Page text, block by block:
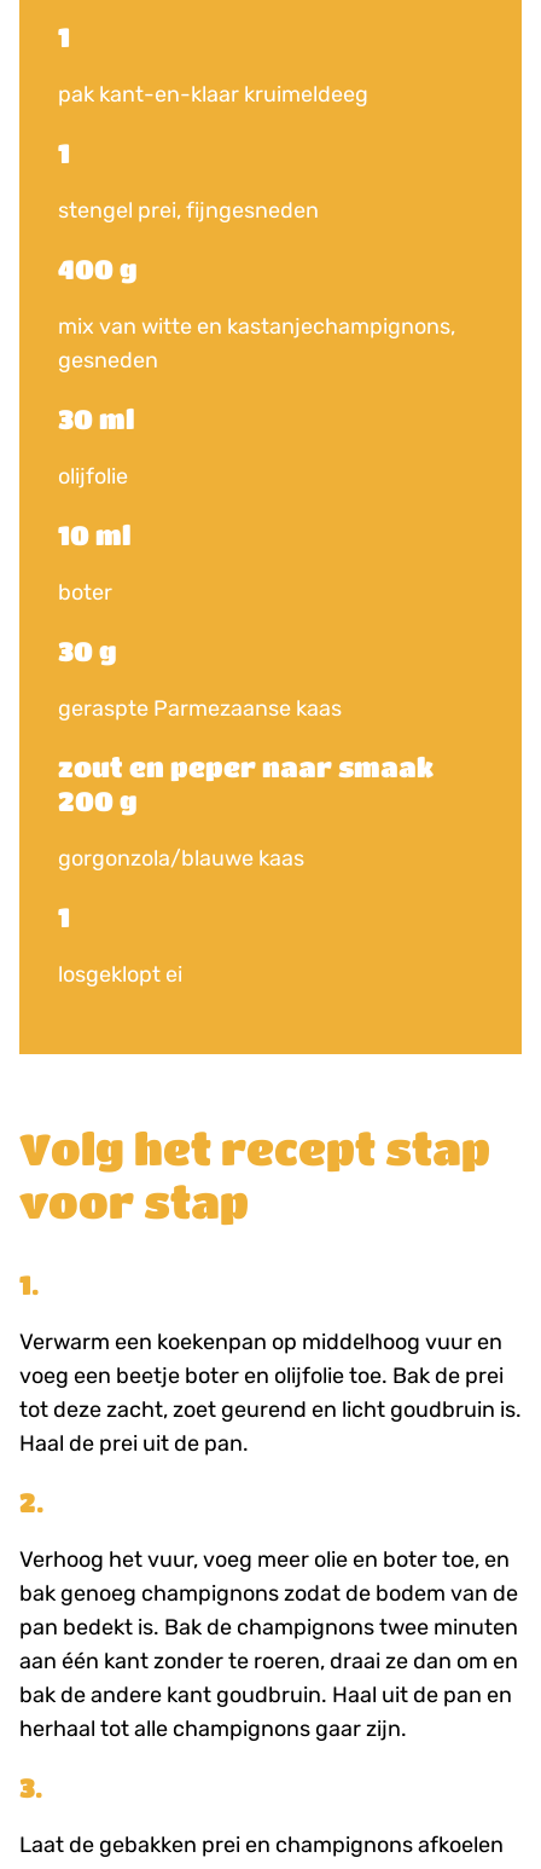
Volg het recept stap
voor stap
1.
Verwarm een ​​koekenpan op middelhoog vuur en
voeg een beetje boter en olijfolie toe. Bak de prei
tot deze zacht, zoet geurend en licht goudbruin is.
Haal de prei uit de pan.
2.
Verhoog het vuur, voeg meer olie en boter toe, en
bak genoeg champignons zodat de bodem van de
pan bedekt is. Bak de champignons twee minuten
aan één kant zonder te roeren, draai ze dan om en
bak de andere kant goudbruin. Haal uit de pan en
herhaal tot alle champignons gaar zijn.
3.
Laat de gebakken prei en champignons afkoelen
1
pak kant-en-klaar kruimeldeeg
1
stengel prei, fijngesneden
400 g
mix van witte en kastanjechampignons,
gesneden
30 ml
olijfolie
10 ml
boter
30 g
geraspte Parmezaanse kaas
zout en peper naar smaak
200 g
gorgonzola/blauwe kaas
1
losgeklopt ei